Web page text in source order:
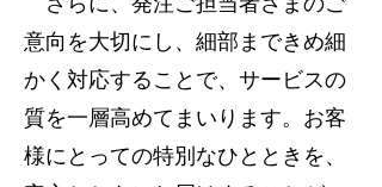
意向を大切にし、細部まできめ細
かく対応することで、サービスの
質を一層高めてまいります。お客
様にとっての特別なひとときを、